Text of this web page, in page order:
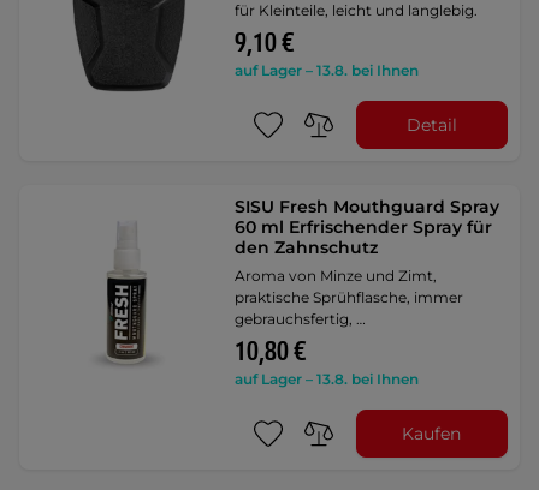
für Kleinteile, leicht und langlebig.
9,10 €
auf Lager – 13.8. bei Ihnen
Detail
SISU Fresh Mouthguard Spray
60 ml Erfrischender Spray für
den Zahnschutz
Aroma von Minze und Zimt,
praktische Sprühflasche, immer
gebrauchsfertig, …
10,80 €
auf Lager – 13.8. bei Ihnen
Kaufen